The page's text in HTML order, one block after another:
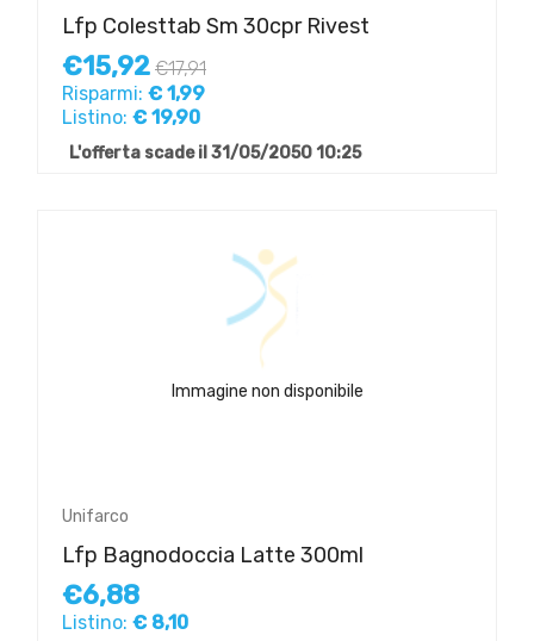
Lfp Colesttab Sm 30cpr Rivest
€15,92 €17,91
Risparmi: € 1,99
Listino: € 19,90
L'offerta scade il 31/05/2050 10:25
Immagine non disponibile
Unifarco
Lfp Bagnodoccia Latte 300ml
€6,88
Listino: € 8,10